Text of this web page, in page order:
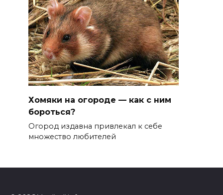
Хомяки на огороде — как с ним
бороться?
Огород издавна привлекал к себе
множество любителей